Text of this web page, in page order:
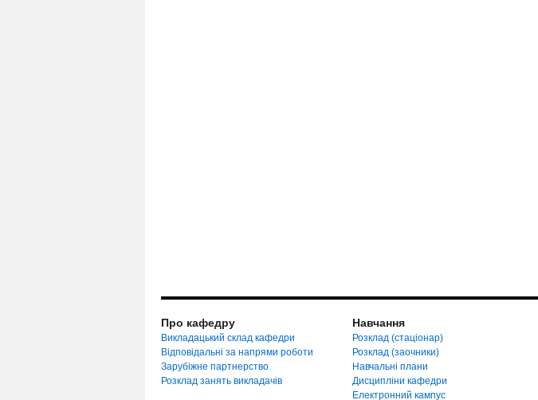
Про кафедру
Викладацький склад кафедри
Відповідальні за напрями роботи
Зарубіжне партнерство
Розклад занять викладачів
Навчання
Розклад (стаціонар)
Розклад (заочники)
Навчальні плани
Дисципліни кафедри
Електронний кампус